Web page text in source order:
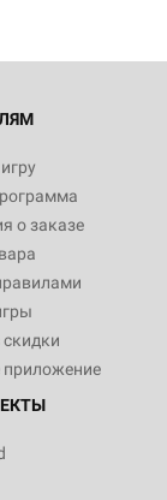
о заказе